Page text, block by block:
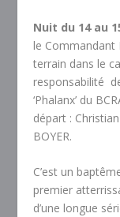
Nuit du 14 au
le Commandant
terrain dans le
responsabilité
‘Phalanx’ du
départ :
BOYER.
C’est un
premier
d’une longue